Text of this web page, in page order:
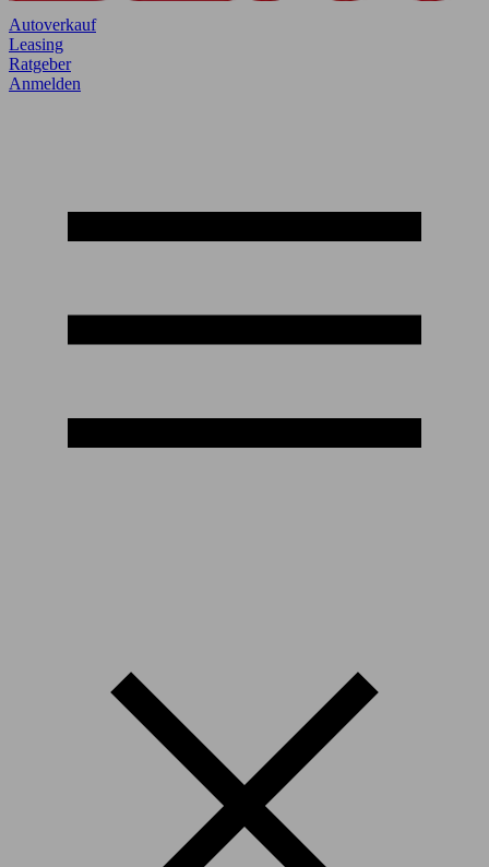
Autoverkauf
Leasing
Ratgeber
Anmelden